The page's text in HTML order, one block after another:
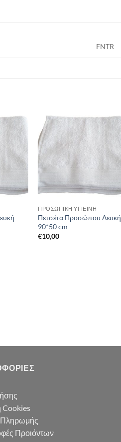
FNTR
ΠΡΟΣΩΠΙΚΉ ΥΓΙΕΙΝΉ
Πετσέτα Προσώπου Λευκή
90*50 cm
€10,00
Cookies
Προιόντων